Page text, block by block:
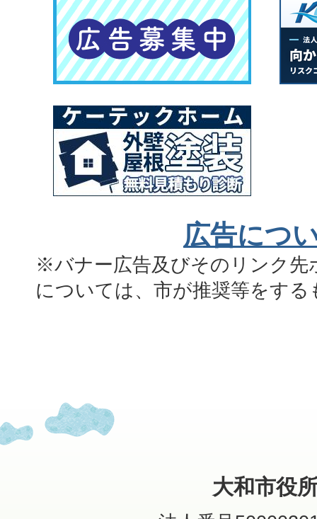
広告につ
※バナー広告及びそのリンク先
については、市が推奨等をす
大和市役